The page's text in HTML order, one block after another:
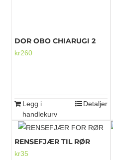
DOR OBO CHIARUGI 2
kr260
Legg i
handlekurv
Detaljer
RENSEFJÆR TIL RØR
kr35